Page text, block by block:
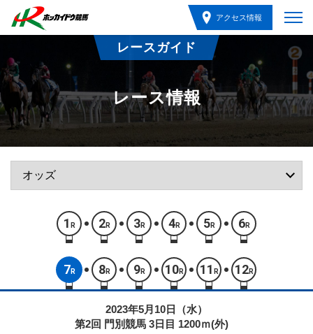
アクセス情報
レースガイド
レース情報
1 R 2R 3R 4R 5R 6R
7 R 8R 9R 10R 11 R 12R
2023年5月10日（水）
第2回 門別競馬 3日目 1200ｍ(外)